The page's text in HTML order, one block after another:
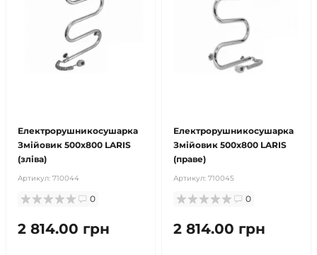
Електрорушникосушарка
Змійовик 500х800 LARIS
(зліва)
Артикул: 710044
0
2 814.00 грн
Електрорушникосушарка
Змійовик 500х800 LARIS
(праве)
Артикул: 710045
0
2 814.00 грн